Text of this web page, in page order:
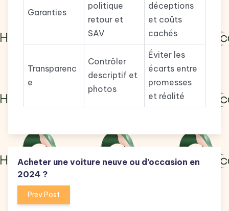
Garanties
politique
retour et
SAV
déceptions
et coûts
cachés
Transparenc
e
Contrôler
descriptif et
photos
Éviter les
écarts entre
promesses
et réalité
Acheter une voiture neuve ou d’occasion en
2024 ?
Prev Post